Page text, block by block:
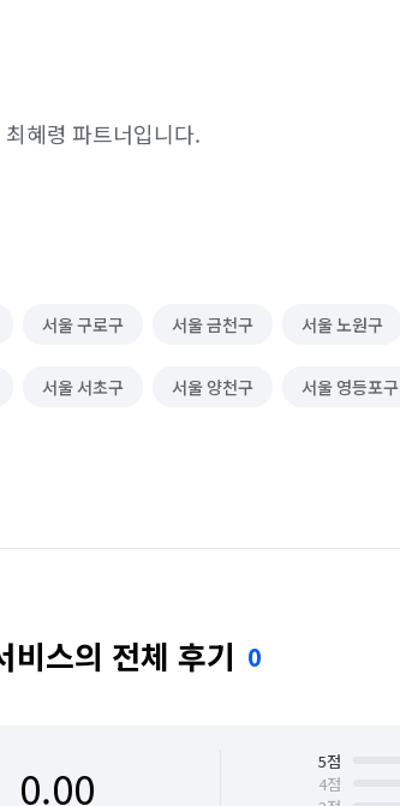
혜령 파트너입니다.
서울 구로구 서울 금천구 서울 노원구
서울 서초구 서울 양천구 서울 영등포구
비스의 전체 후기 0
0.00 5점
4점